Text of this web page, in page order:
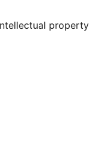
property